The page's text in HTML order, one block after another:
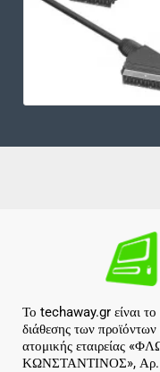
Το techaway.gr είναι το
διάθεσης των
ατομικής εταιρείας
ΚΩΝΣΤΑΝΤΙΝΟΣ», Αρ.